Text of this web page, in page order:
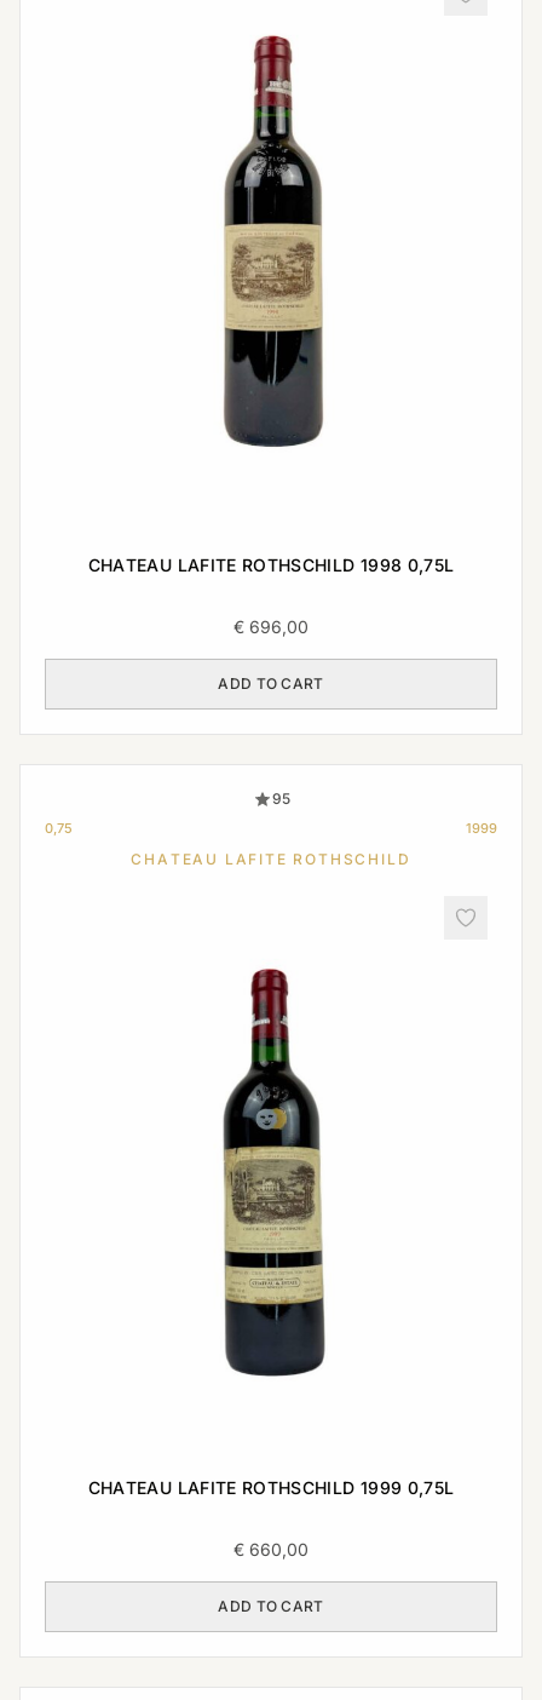
CHATEAU LAFITE ROTHSCHILD 1998 0,75L
€ 696,00
ADD TO CART
95
0,75 1999
CHATEAU LAFITE ROTHSCHILD
CHATEAU LAFITE ROTHSCHILD 1999 0,75L
€ 660,00
ADD TO CART